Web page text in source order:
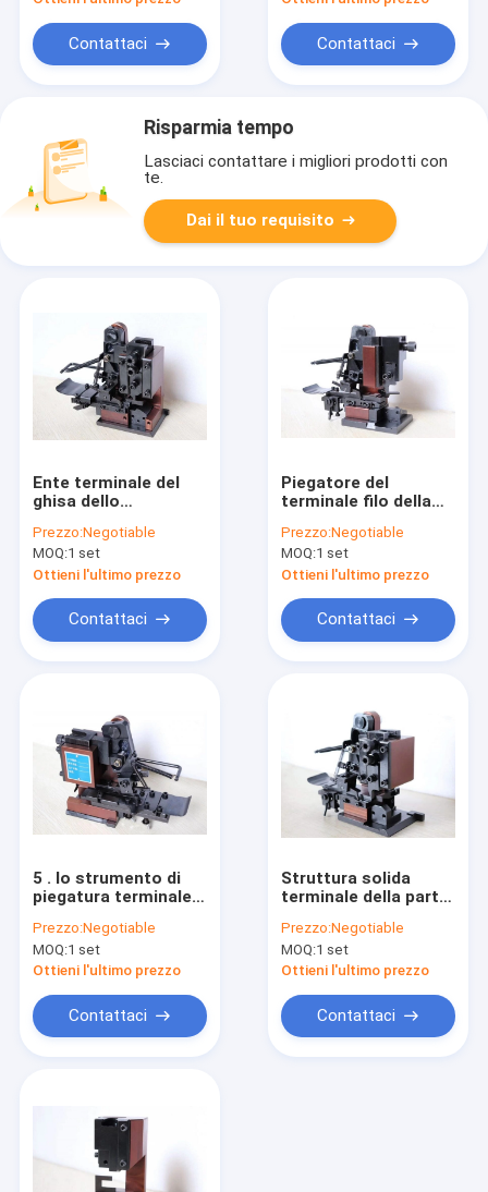
prodotti
Chi siamo
Contattaci
lateraleContattaci
Risparmia tempo
Lasciaci contattare i migliori prodotti con
te.
Dai il tuo requisito
Ente terminale del
ghisa dello
piegatura di alta
precisione di tipo
automatico
Prezzo:Negotiable
MOQ:1 set
Ottieni l'ultimo prezzo
Contattaci
Piegatore del
terminale filo della
con l'imballaggio di
legno dei terminali
della giuntura del
cavo
Prezzo:Negotiable
MOQ:1 set
Ottieni l'ultimo prezzo
Contattaci
5 . lo strumento di
piegatura terminale
30/40MM segna RZT
- JA06
Prezzo:Negotiable
MOQ:1 set
Ottieni l'ultimo prezzo
Contattaci
Struttura solida
terminale della parte
alimentazione di
piegatura dello
strumento 12 mesi di
Prezzo:Negotiable
MOQ:1 set
Ottieni l'ultimo prezzo
Contattaci